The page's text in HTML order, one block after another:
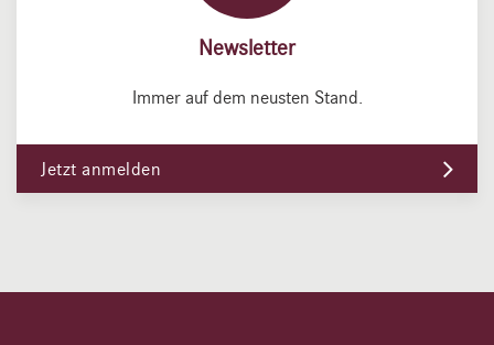
Newsletter
Immer auf dem neusten Stand.
Jetzt anmelden